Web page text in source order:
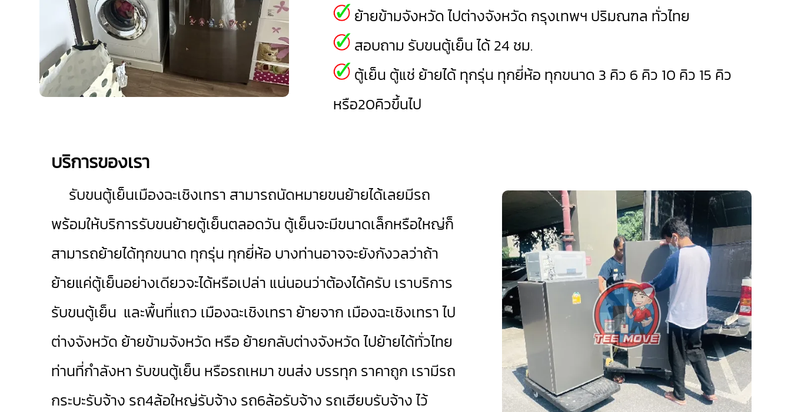
ย้ายข้ามจังหวัด ไปต่างจังหวัด กรุงเทพฯ ปริมณฑล ทั่วไทย
สอบถาม รับขนตู้เย็น ได้ 24 ชม.
ตู้เย็น ตู้แช่ ย้ายได้ ทุกรุ่น ทุกยี่ห้อ ทุกขนาด 3 คิว 6 คิว 10 คิว 15 คิว
หรือ20คิวขึ้นไป
บริการของเรา
รับขนตู้เย็นเมืองฉะเชิงเทรา สามารถนัดหมายขนย้ายได้เลยมีรถ
พร้อมให้บริการรับขนย้ายตู้เย็นตลอดวัน ตู้เย็นจะมีขนาดเล็กหรือใหญ่ก็
สามารถย้ายได้ทุกขนาด ทุกรุ่น ทุกยี่ห้อ บางท่านอาจจะยังกังวลว่าถ้า
ย้ายแค่ตู้เย็นอย่างเดียวจะได้หรือเปล่า แน่นอนว่าต้องได้ครับ เราบริการ
รับขนตู้เย็น และพื้นที่แถว เมืองฉะเชิงเทรา ย้ายจาก เมืองฉะเชิงเทรา ไป
ต่างจังหวัด ย้ายข้ามจังหวัด หรือ ย้ายกลับต่างจังหวัด ไปย้ายได้ทั่วไทย
ท่านที่กำลังหา รับขนตู้เย็น หรือรถเหมา ขนส่ง บรรทุก ราคาถูก เรามีรถ
กระบะรับจ้าง รถ4ล้อใหญ่รับจ้าง รถ6ล้อรับจ้าง รถเฮียบรับจ้างไว้